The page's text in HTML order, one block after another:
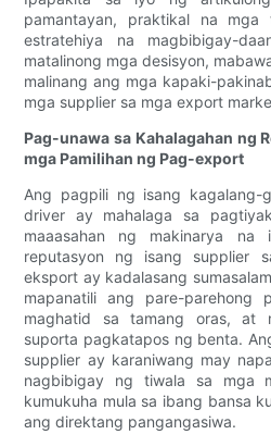
pamantayan, praktikal na
estratehiya na magbibigay-
matalinong mga desisyon,
malinang ang mga kapaki-
mga supplier sa mga export
Pag-unawa sa Kahalagahan ng
mga Pamilihan ng Pag-export
Ang pagpili ng isang kagalang-
driver ay mahalaga sa
maaasahan ng makinarya na
reputasyon ng isang supplier
eksport ay kadalasang
mapanatili ang pare-parehong
maghatid sa tamang oras, at
suporta pagkatapos ng benta.
supplier ay karaniwang may
nagbibigay ng tiwala sa mga
kumukuha mula sa ibang bansa
ang direktang pangangasiwa.